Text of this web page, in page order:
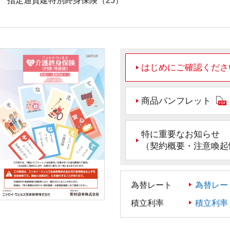
はじめにご確認くださ
商品パンフレット
特に重要なお知らせ
（契約概要・注意喚起
為替レート 為替レー
積立利率 積立利率